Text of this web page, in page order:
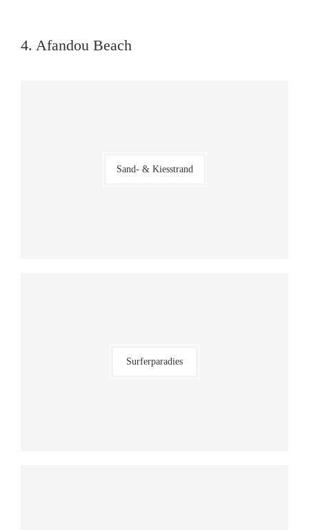
4. Afandou Beach
Sand- & Kiesstrand
Surferparadies